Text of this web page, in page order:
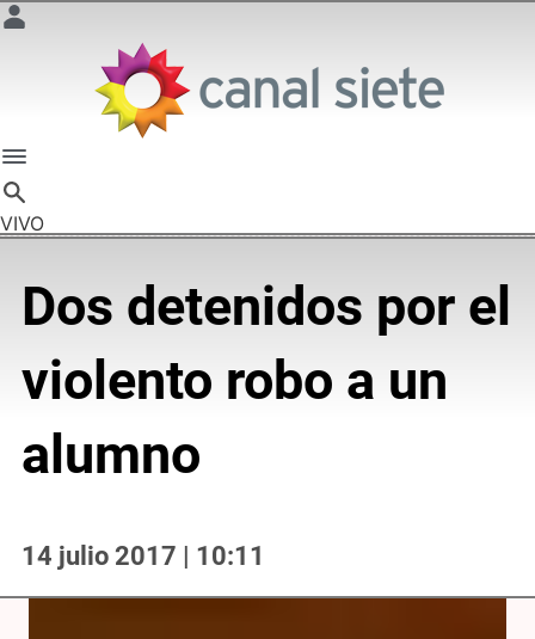
VIVO
Dos detenidos por el
violento robo a un
alumno
14 julio 2017 | 10:11